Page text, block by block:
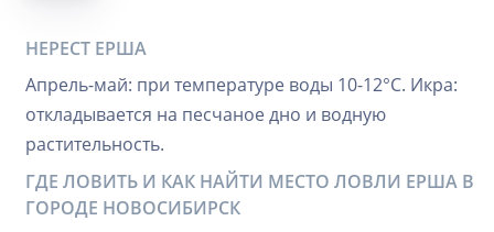
НЕРЕСТ ЕРША
Апрель-май: при температуре воды 10-12°C. Икра:
откладывается на песчаное дно и водную
растительность.
ГДЕ ЛОВИТЬ И КАК НАЙТИ МЕСТО ЛОВЛИ ЕРША В
ГОРОДЕ НОВОСИБИРСК